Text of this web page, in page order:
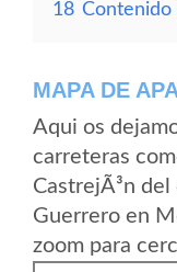
18 Contenido
MAPA DE
Aqui os
carreteras
CastrejÃ³n
Guerrero en
zoom para